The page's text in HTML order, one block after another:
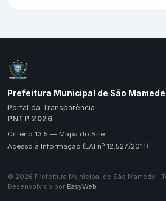
Prefeitura Municipal de São Mamede
Portal da Transparência
PNTP 2026
Critério 13.5 — Mapa do Site
Acesso à Informação (LAI nº 12.527/2011)
© 2026 Prefeitura Municipal de São Mamede ·
Desenvolvido por EasyWeb